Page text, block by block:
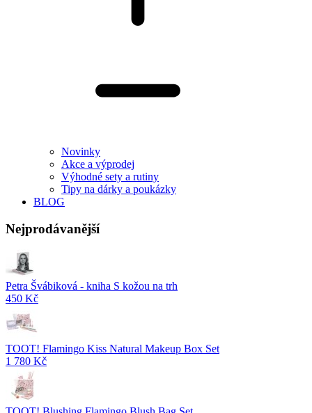
Novinky
Akce a výprodej
Výhodné sety a rutiny
Tipy na dárky a poukázky
BLOG
Nejprodávanější
Petra Švábiková - kniha S kožou na trh
450 Kč
TOOT! Flamingo Kiss Natural Makeup Box Set
1 780 Kč